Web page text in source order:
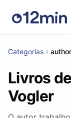
Categorias author
Livros
Vogler